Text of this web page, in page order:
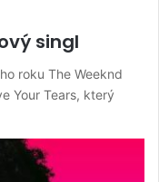
singl
roku The Weeknd
Your Tears, který